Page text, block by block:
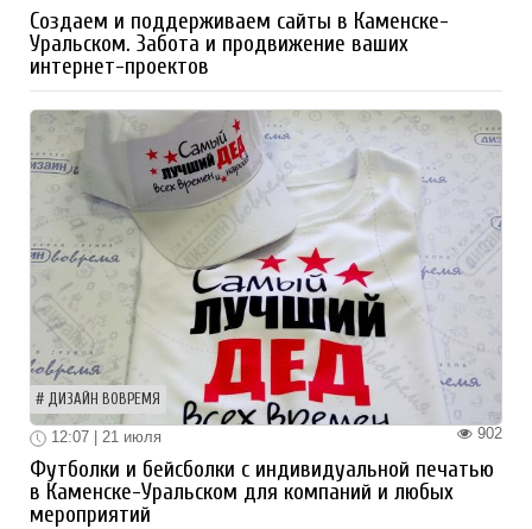
Создаем и поддерживаем сайты в Каменске-
Уральском. Забота и продвижение ваших
интернет-проектов
ДИЗАЙН ВОВРЕМЯ
902
12:07 | 21 июля
Футболки и бейсболки с индивидуальной печатью
в Каменске-Уральском для компаний и любых
мероприятий